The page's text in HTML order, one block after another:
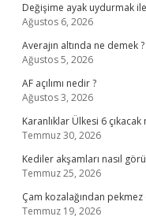
Değişime ayak uydurmak
Ağustos 6, 2026
Averajın altında ne demek ?
Ağustos 5, 2026
AF açılımı nedir ?
Ağustos 3, 2026
Karanlıklar Ülkesi 6 çıkacak
Temmuz 30, 2026
Kediler akşamları nasıl
Temmuz 25, 2026
Çam kozalağından
Temmuz 19, 2026